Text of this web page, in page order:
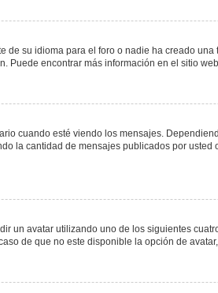
de su idioma para el foro o nadie ha creado
Puede encontrar más información en el sitio
cuando esté viendo los mensajes.
la cantidad de mensajes publicados por
un avatar utilizando uno de los siguientes
de que no este disponible la opción de